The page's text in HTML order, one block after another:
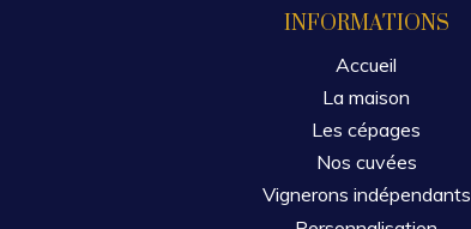
INFORMATIONS
Accueil
La maison
Les cépages
Nos cuvées
Vignerons indépendants